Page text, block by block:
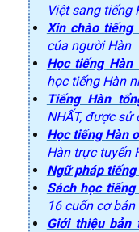
Việt sang tiếng
Xin chào tiếng
của người Hàn
Học tiếng Hàn
học tiếng Hàn
Tiếng Hàn
NHẤT, được sử
Học tiếng Hàn
Hàn trực tuyến
Ngữ pháp tiếng
Sách học tiếng
16 cuốn cơ
Giới thiệu bản